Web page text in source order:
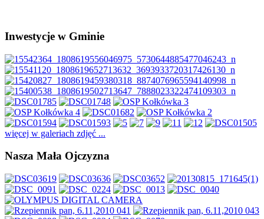
Inwestycje w Gminie
więcej w galeriach zdjęć ...
Nasza Mała Ojczyzna